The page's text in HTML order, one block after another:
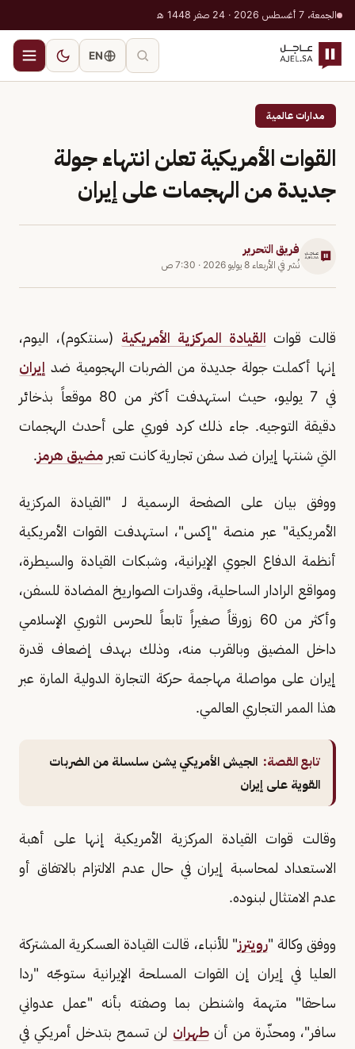
الجمعة، 7 أغسطس 2026 · 24 صفر 1448 هـ
EN
مدارات عالمية
القوات الأمريكية تعلن انتهاء جولة
جديدة من الهجمات على إيران
فريق التحرير
نُشر في الأربعاء 8 يوليو 2026 · 7:30 ص
قالت قوات القيادة المركزية الأمريكية (سنتكوم)، اليوم،
إنها أكملت جولة جديدة من الضربات الهجومية ضد إيران
في 7 يوليو، حيث استهدفت أكثر من 80 موقعاً بذخائر
دقيقة التوجيه. جاء ذلك كرد فوري على أحدث الهجمات
التي شنتها إيران ضد سفن تجارية كانت تعبر مضيق هرمز.
ووفق بيان على الصفحة الرسمية لـ "القيادة المركزية
الأمريكية" عبر منصة "إكس"، استهدفت القوات الأمريكية
أنظمة الدفاع الجوي الإيرانية، وشبكات القيادة والسيطرة،
ومواقع الرادار الساحلية، وقدرات الصواريخ المضادة للسفن،
وأكثر من 60 زورقاً صغيراً تابعاً للحرس الثوري الإسلامي
داخل المضيق وبالقرب منه، وذلك بهدف إضعاف قدرة
إيران على مواصلة مهاجمة حركة التجارة الدولية المارة عبر
هذا الممر التجاري العالمي.
تابع القصة: الجيش الأمريكي يشن سلسلة من الضربات
القوية على إيران
وقالت قوات القيادة المركزية الأمريكية إنها على أهبة
الاستعداد لمحاسبة إيران في حال عدم الالتزام بالاتفاق أو
عدم الامتثال لبنوده.
ووفق وكالة "رويترز" للأنباء، قالت القيادة العسكرية المشتركة
العليا في إيران إن القوات المسلحة الإيرانية ستوجّه "ردا
ساحقا" متهمة واشنطن بما وصفته بأنه "عمل عدواني
سافر"، ومحذّرة من أن ​طهران لن تسمح ​بتدخل أمريكي ⁠في